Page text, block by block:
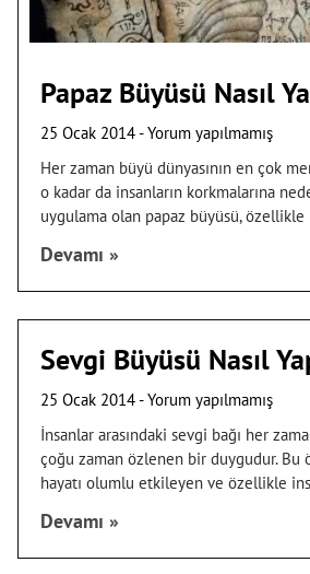
Papaz Büyüsü Nasıl
25 Ocak 2014 Yorum yapılmamış
Her zaman büyü dünyasının en çok
o kadar da insanların korkmalarına
uygulama olan papaz büyüsü,
Devamı »
Sevgi Büyüsü Nasıl
25 Ocak 2014 Yorum yapılmamış
İnsanlar arasındaki sevgi bağı her
çoğu zaman özlenen bir duygudur. Bu
hayatı olumlu etkileyen ve özellikle
Devamı »